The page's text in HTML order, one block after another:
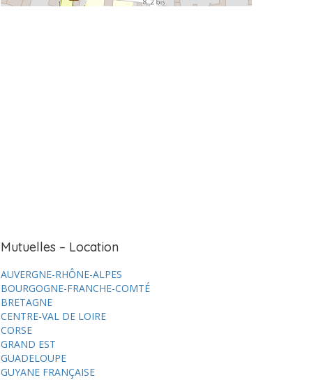
Mutuelles – Location
AUVERGNE-RHÔNE-ALPES
BOURGOGNE-FRANCHE-COMTÉ
BRETAGNE
CENTRE-VAL DE LOIRE
CORSE
GRAND EST
GUADELOUPE
GUYANE FRANÇAISE